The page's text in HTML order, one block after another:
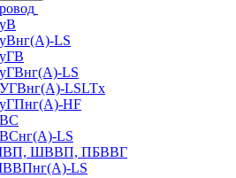
LS
LS
LSLTx
HF
LS
ШВВП, ПБВВГ
LS